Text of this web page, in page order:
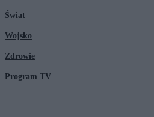
Świat
Wojsko
Zdrowie
Program TV